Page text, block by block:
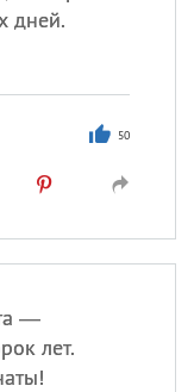
дней.
50
—
лет.